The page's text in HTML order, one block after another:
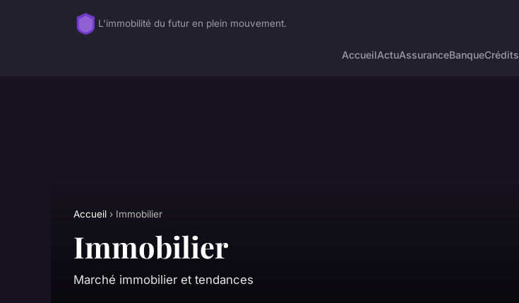
L'immobilité du futur en plein mouvement.
AccueilActuAssuranceBanqueCrédits
Accueil › Immobilier
Immobilier
Marché immobilier et tendances